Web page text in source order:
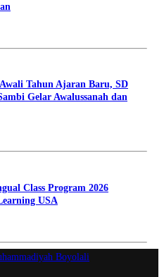
Tahun Ajaran Baru, SD
Gelar Awalussanah dan
Class Program 2026
USA